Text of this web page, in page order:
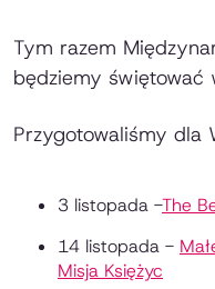
Tym razem
będziemy świętować
Przygotowaliśmy dla
3 listopada -The
14 listopada -
Misja Księżyc